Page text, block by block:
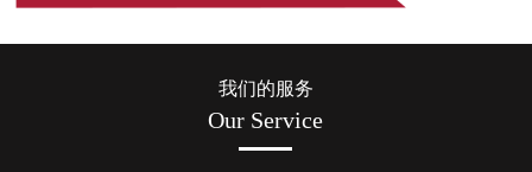
我们的服务
Our Service